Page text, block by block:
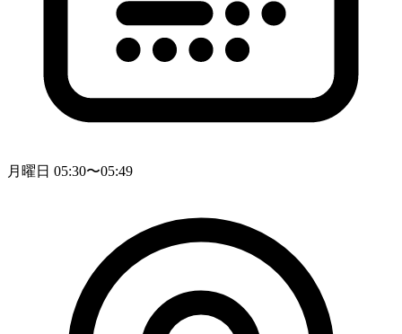
月曜日 05:30〜05:49